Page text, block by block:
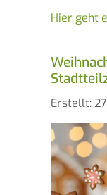
Hier geht
Details
Erstellt: